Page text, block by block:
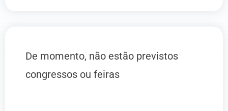
De momento, não estão previstos
congressos ou feiras